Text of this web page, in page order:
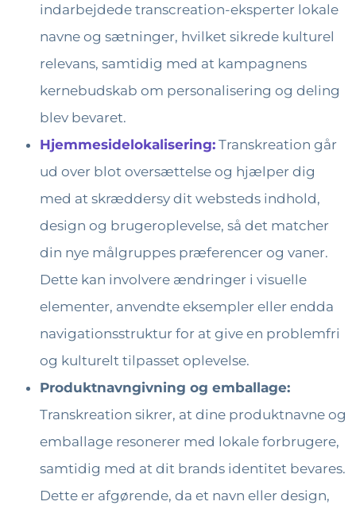
indarbejdede transcreation-eksperter lokale
navne og sætninger, hvilket sikrede kulturel
relevans, samtidig med at kampagnens
kernebudskab om personalisering og deling
blev bevaret.
Hjemmesidelokalisering: Transkreation går
ud over blot oversættelse og hjælper dig
med at skræddersy dit websteds indhold,
design og brugeroplevelse, så det matcher
din nye målgruppes præferencer og vaner.
Dette kan involvere ændringer i visuelle
elementer, anvendte eksempler eller endda
navigationsstruktur for at give en problemfri
og kulturelt tilpasset oplevelse.
Produktnavngivning og emballage:
Transkreation sikrer, at dine produktnavne og
emballage resonerer med lokale forbrugere,
samtidig med at dit brands identitet bevares.
Dette er afgørende, da et navn eller design,